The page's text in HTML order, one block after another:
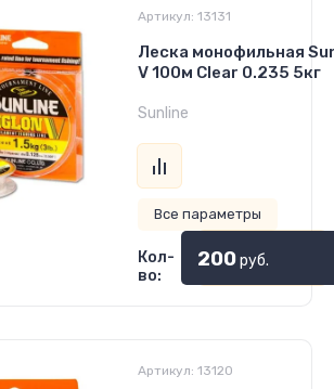
Артикул: 13131
Леска монофильная
V 100м Clear 0.235 5кг
Sunline
Все параметры
Кол-
во:
200руб.
Артикул: 13120